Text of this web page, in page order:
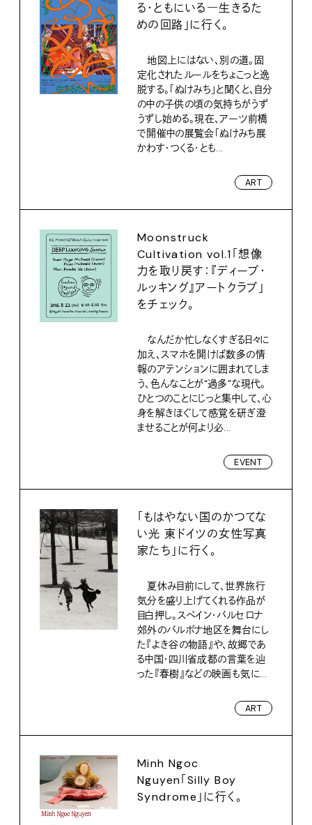
る・ともにいる―生きるた
めの回路」に行く。
地図上にはない、別の道。固
定化されたルールをちょこっと逸
脱する。「ぬけみち」と聞くと、自分
の中の子供の頃の気持ちがうず
うずし始める。現在、アーツ前橋
で開催中の展覧会「ぬけみち展
かわす・つくる・とも...
ART
Moonstruck
Cultivation vol.1「想像
力を取り戻す：『ディープ・
ルッキング』アートクラブ」
をチェック。
なんだか忙しなくすぎる日々に
加え、スマホを開けば数多の情
報のアテンションに囲まれてしま
う、色んなことが“過多”な現代。
ひとつのことにじっと集中して、心
身を解きほぐして感覚を研ぎ澄
ませることが何より必...
EVENT
「もはやない国のかつてな
い光 東ドイツの女性写真
家たち」に行く。
夏休み目前にして、世界旅行
気分を盛り上げてくれる作品が
目白押し。スペイン・バルセロナ
郊外のバルボナ地区を舞台にし
た『よき谷の物語』や、故郷であ
る中国・四川省成都の言葉を辿
った『春樹』などの映画も気に...
ART
Minh Ngoc
Nguyen「Silly Boy
Syndrome」に行く。